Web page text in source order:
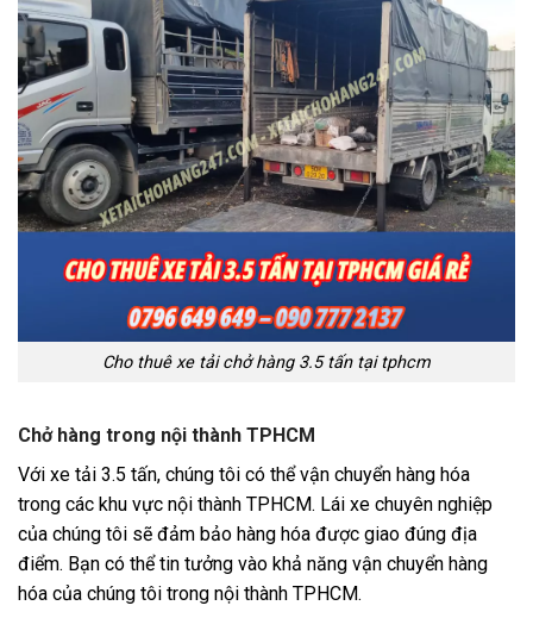
Cho thuê xe tải chở hàng 3.5 tấn tại tphcm
Chở hàng trong nội thành TPHCM
Với xe tải 3.5 tấn, chúng tôi có thể vận chuyển hàng hóa
trong các khu vực nội thành TPHCM. Lái xe chuyên nghiệp
của chúng tôi sẽ đảm bảo hàng hóa được giao đúng địa
điểm. Bạn có thể tin tưởng vào khả năng vận chuyển hàng
hóa của chúng tôi trong nội thành TPHCM.